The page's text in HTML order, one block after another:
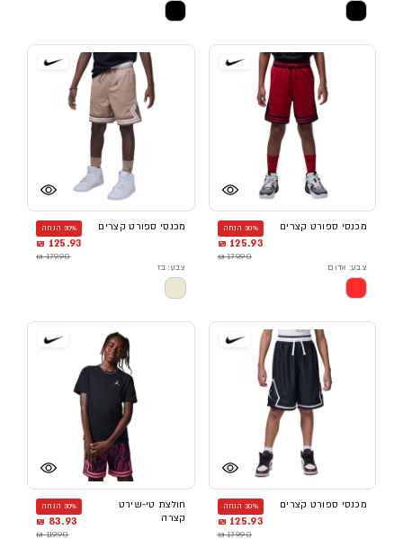
מכנסי ספורט קצרים 30% הנחה
125.93 ₪
179.90 ₪
צבע: אדום
מכנסי ספורט קצרים 30% הנחה
125.93 ₪
179.90 ₪
צבע: בז
מכנסי ספורט קצרים 30% הנחה
125.93 ₪
179.90 ₪
חולצת טי-שירט
קצרה
30% הנחה
83.93 ₪
119.90 ₪